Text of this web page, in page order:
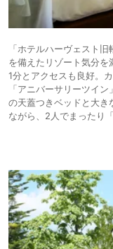
「ホテルハーヴェスト
を備えたリゾート気分を
1分とアクセスも良好。
「アニバーサリーツイ
の天蓋つきベッドと大き
ながら、2人でまったり